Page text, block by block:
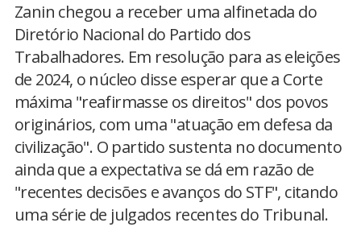
Zanin chegou a receber uma alfinetada do
Diretório Nacional do Partido dos
Trabalhadores. Em resolução para as eleições
de 2024, o núcleo disse esperar que a Corte
máxima "reafirmasse os direitos" dos povos
originários, com uma "atuação em defesa da
civilização". O partido sustenta no documento
ainda que a expectativa se dá em razão de
"recentes decisões e avanços do STF", citando
uma série de julgados recentes do Tribunal.